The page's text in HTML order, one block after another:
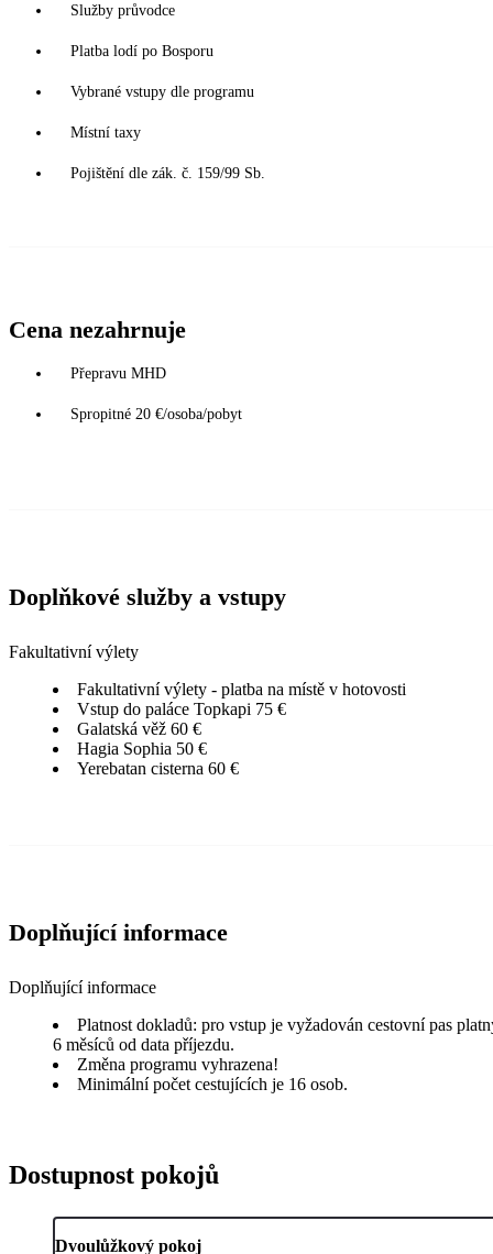
Služby průvodce
Platba lodí po Bosporu
Vybrané vstupy dle programu
Místní taxy
Pojištění dle zák. č. 159/99 Sb.
Cena nezahrnuje
Přepravu MHD
Spropitné 20 €/osoba/pobyt
Doplňkové služby a vstupy
Fakultativní výlety
Fakultativní výlety - platba na místě v hotovosti
Vstup do paláce Topkapi 75 €
Galatská věž 60 €
Hagia Sophia 50 €
Yerebatan cisterna 60 €
Doplňující informace
Doplňující informace
Platnost dokladů: pro vstup je vyžadován cestovní pas
6 měsíců od data příjezdu.
Změna programu vyhrazena!
Minimální počet cestujících je 16 osob.
Dostupnost pokojů
Dvoulůžkový pokoj